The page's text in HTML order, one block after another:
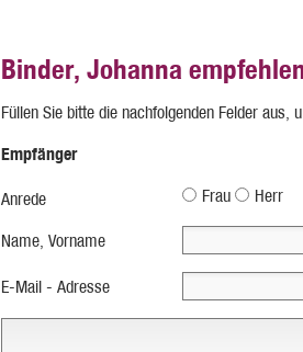
Binder, Johanna
Füllen Sie bitte die nachfolgenden Felder aus,
Empfänger
Anrede Frau Herr
Name, Vorname
E-Mail - Adresse